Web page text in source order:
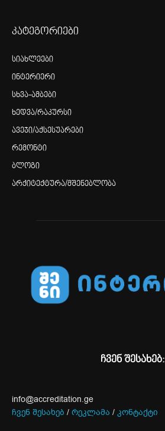
კატეგორიები
სიახლეები
ინტერიერი
სხვა-ამბები
ხედვა/რაკურსი
ავეჯი/აქსესუარები
რემონტი
ბლოგი
არქიტექტურა/მშენებლობა
ჩვენ შესახებ:
info@accreditation.ge
ჩვენ შესახებ / რეკლამა / კონტაქტი